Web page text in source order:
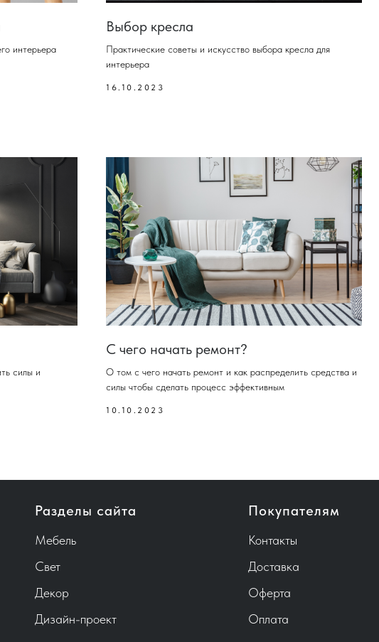
интерьера
Выбор кресла
Практические советы и искусство выбора кресла для
интерьера
16.10.2023
силы и
С чего начать ремонт?
О том с чего начать ремонт и как распределить средства и
силы чтобы сделать процесс эффективным
10.10.2023
Разделы сайта
Мебель
Свет
Декор
Дизайн-проект
Покупателям
Контакты
Доставка
Оферта
Оплата